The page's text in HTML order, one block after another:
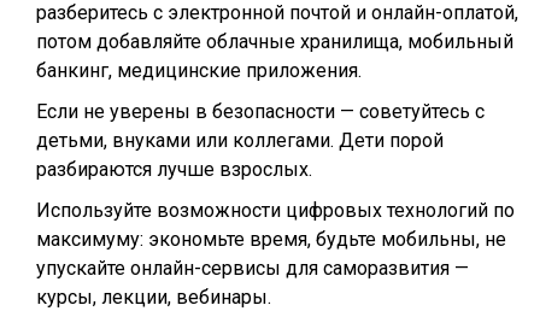
разберитесь с электронной почтой и онлайн-оплатой,
потом добавляйте облачные хранилища, мобильный
банкинг, медицинские приложения.
Если не уверены в безопасности — советуйтесь с
детьми, внуками или коллегами. Дети порой
разбираются лучше взрослых.
Используйте возможности цифровых технологий по
максимуму: экономьте время, будьте мобильны, не
упускайте онлайн-сервисы для саморазвития —
курсы, лекции, вебинары.